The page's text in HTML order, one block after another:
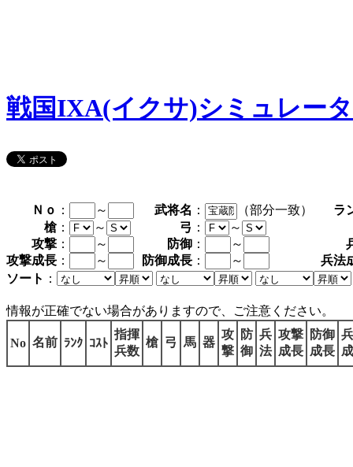
戦国IXA(イクサ)シミュレー
Ｎｏ ： ～ 武将名 ： （部分一致）
ラ
槍 ： ～ 弓 ：
～
攻撃 ： ～ 防御 ： ～
攻撃成長 ： ～ 防御成長 ： ～
兵法
ソート ：
情報が正確でない場合がありますので、ご注意ください。
No 名前 ﾗﾝｸ ｺｽﾄ
指揮
兵数
槍 弓 馬 器
攻
撃
防
御
兵
法
攻撃
成長
防御
成長